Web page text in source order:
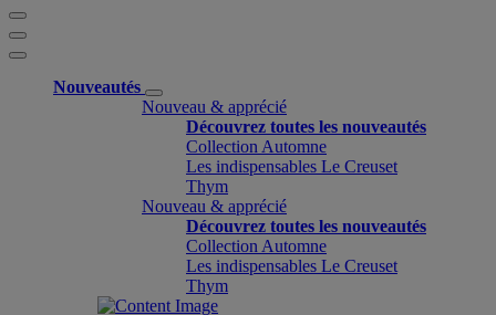
Nouveautés
Nouveau & apprécié
Découvrez toutes les nouveautés
Collection Automne
Les indispensables Le Creuset
Thym
Nouveau & apprécié
Découvrez toutes les nouveautés
Collection Automne
Les indispensables Le Creuset
Thym